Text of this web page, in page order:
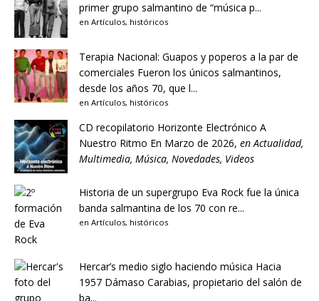
primer grupo salmantino de “música p...
en Artículos, históricos
Terapia Nacional: Guapos y poperos a la par de
comerciales Fueron los únicos salmantinos,
desde los años 70, que l...
en Artículos, históricos
CD recopilatorio Horizonte Electrónico A
Nuestro Ritmo En Marzo de 2026, enActualidad,
Multimedia, Música, Novedades, Videos
Historia de un supergrupo Eva Rock fue la única
banda salmantina de los 70 con re...
en Artículos, históricos
Hercar’s medio siglo haciendo música Hacia
1957 Dámaso Carabias, propietario del salón de
ba...